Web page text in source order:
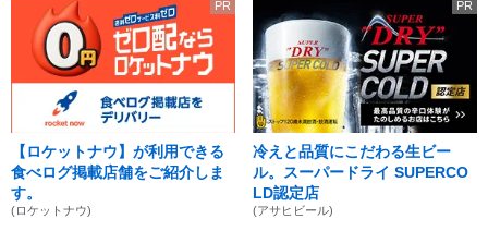
PR
【ロケットナウ】が利用できる
食べログ掲載店舗をご紹介しま
す。
(ロケットナウ)
PR
冷えと品質にこだわる生ビー
ル。スーパードライ SUPERCO
LD認定店
(アサヒビール)